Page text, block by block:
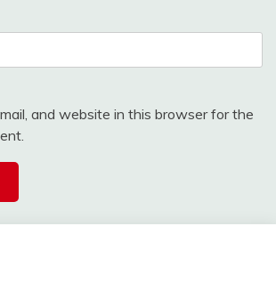
and website in this browser for the